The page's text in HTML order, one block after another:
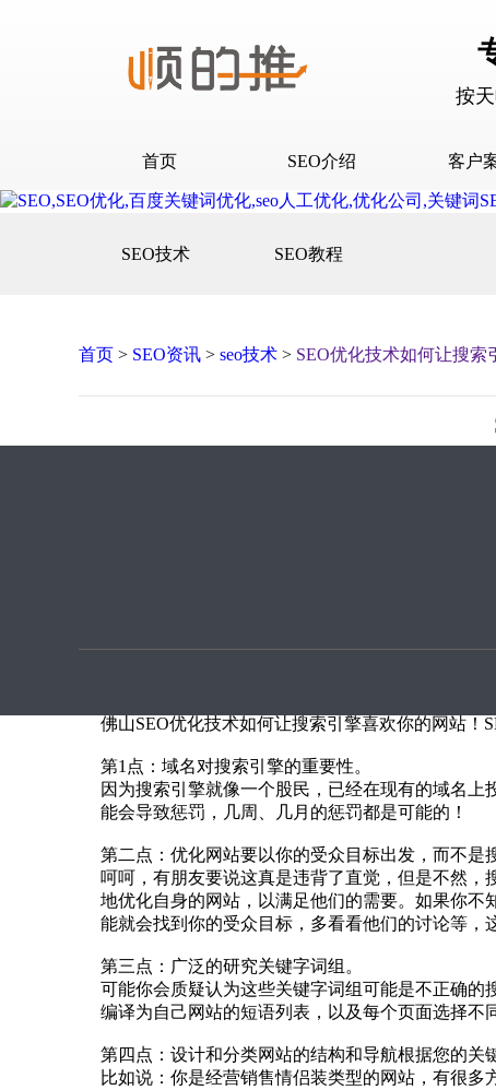
按
首页 SEO介绍
合作流程
客户
网站建
SEO技术 SEO教程
首页 > SEO资讯 > seo技术 > SEO优化技术如何让搜索
佛山SEO优化技术如何让搜索引擎喜欢你的网站！
第1点：域名对搜索引擎的重要性。
因为搜索引擎就像一个股民，已经在现有的域名
能会导致惩罚，几周、几月的惩罚都是可能的！
第二点：优化网站要以你的受众目标出发，而不是
呵呵，有朋友要说这真是违背了直觉，但是不然
地优化自身的网站，以满足他们的需要。如果你
能就会找到你的受众目标，多看看他们的讨论等，
第三点：广泛的研究关键字词组。
可能你会质疑认为这些关键字词组可能是不正确的
编译为自己网站的短语列表，以及每个页面选择不
第四点：设计和分类网站的结构和导航根据您的关
比如说：你是经营销售情侣装类型的网站，有很多